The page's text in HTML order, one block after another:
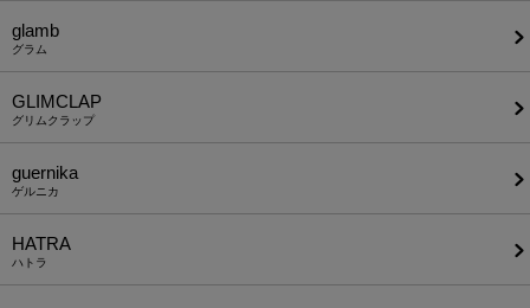
glamb
グラム
GLIMCLAP
グリムクラップ
guernika
ゲルニカ
HATRA
ハトラ